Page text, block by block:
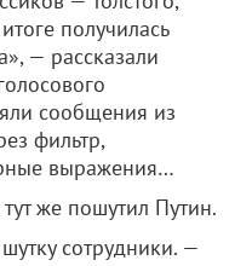
получилась
— рассказали
сообщения из
фильтр,
выражения…
же пошутил Путин.
сотрудники. —